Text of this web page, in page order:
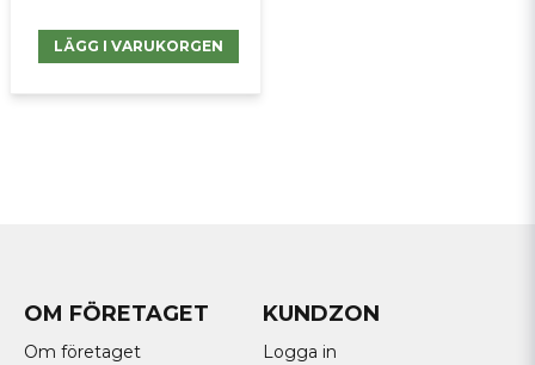
LÄGG I VARUKORGEN
OM FÖRETAGET
Om företaget
KUNDZON
Logga in